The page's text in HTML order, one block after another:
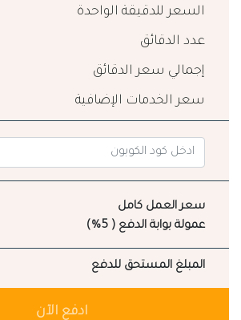
السعر للدقيقة الواحدة
عدد الدقائق
إجمالي سعر الدقائق
سعر الخدمات الإضافية
سعر العمل كامل
عمولة بوابة الدفع ( 5%)
المبلغ المستحق للدفع
ادفع الآن